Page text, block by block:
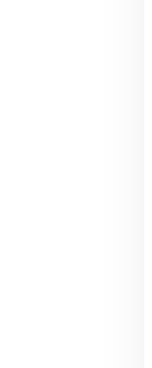
Nepal, PM
Setelah Gedung